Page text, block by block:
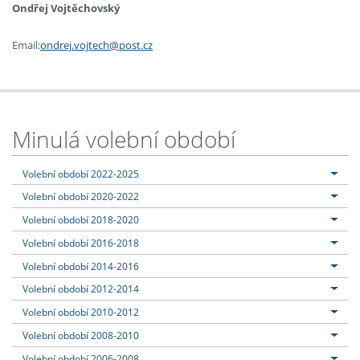
Ondřej Vojtěchovský
Email:ondrej.vojtech@post.cz
Minulá volební období
Volební období 2022-2025
Volební období 2020-2022
Volební období 2018-2020
Volební období 2016-2018
Volební období 2014-2016
Volební období 2012-2014
Volební období 2010-2012
Volební období 2008-2010